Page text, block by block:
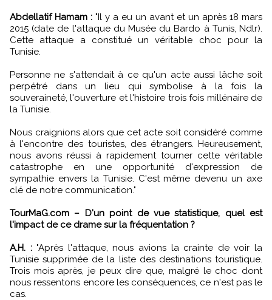
Abdellatif Hamam : "Il y a eu un avant et un après 18 mars
2015 (date de l'attaque du Musée du Bardo à Tunis, Ndlr).
Cette attaque a constitué un véritable choc pour la
Tunisie.
Personne ne s'attendait à ce qu'un acte aussi lâche soit
perpétré dans un lieu qui symbolise à la fois la
souveraineté, l'ouverture et l'histoire trois fois millénaire de
la Tunisie.
Nous craignions alors que cet acte soit considéré comme
à l'encontre des touristes, des étrangers. Heureusement,
nous avons réussi à rapidement tourner cette véritable
catastrophe en une opportunité d'expression de
sympathie envers la Tunisie. C'est même devenu un axe
clé de notre communication."
TourMaG.com – D'un point de vue statistique, quel est
l'impact de ce drame sur la fréquentation ?
A.H. :"Après l'attaque, nous avions la crainte de voir la
Tunisie supprimée de la liste des destinations touristique.
Trois mois après, je peux dire que, malgré le choc dont
nous ressentons encore les conséquences, ce n'est pas le
cas.